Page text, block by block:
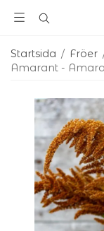
Startsida / Fröer
Amarant -